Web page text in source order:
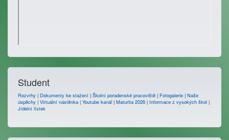
Student
Rozvrhy | Dokumenty ke stažení | Školní poradenské pracoviště | Fotogalerie | Naše
úspěchy | Virtuální nástěnka | Youtube kanál | Maturita 2026 | Informace z vysokých škol |
Jídelní lístek